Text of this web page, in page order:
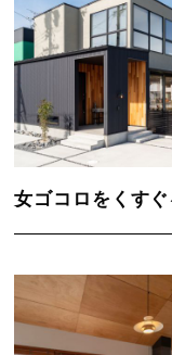
女ゴコロをくす